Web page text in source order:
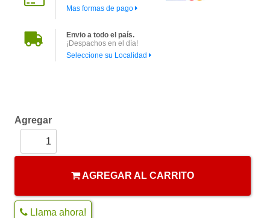
Mas formas de pago
Envio a todo el país.
¡Despachos en el día!
Seleccione su Localidad
Agregar
AGREGAR AL CARRITO
Llama ahora!